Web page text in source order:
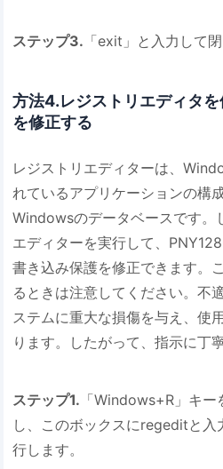
ステップ3. 「exit」と入力して閉
方法4.レジストリエディタ
を修正する
レジストリエディターは、
れているアプリケーションの構
Windowsのデータベースです。
エディターを実行して、
書き込み保護を修正できます。
るときは注意してください。不
ステムに重大な損傷を与え、使
ります。したがって、指示に丁
ステップ1. 「Windows+R」キ
し、このボックスにregeditと入
行します。